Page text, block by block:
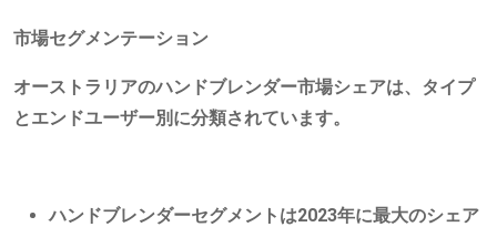
市場セグメンテーション
オーストラリアのハンドブレンダー市場シェアは、タイプ
とエンドユーザー別に分類されています。
ハンドブレンダーセグメントは2023年に最大のシェア